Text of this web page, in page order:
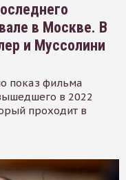
в Москве. В
и Муссолини
показ фильма
в 2022
проходит в